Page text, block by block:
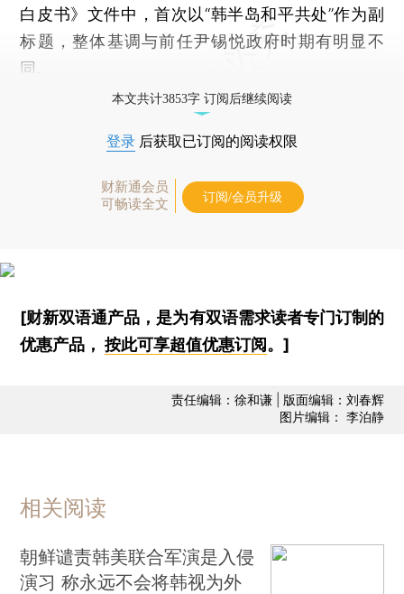
白皮书》文件中，首次以“韩半岛和平共处”作为副
标题，整体基调与前任尹锡悦政府时期有明显不
同。
本文共计3853字 订阅后继续阅读
登录 后获取已订阅的阅读权限
财新通会员
可畅读全文
订阅/会员升级
[财新双语通产品，是为有双语需求读者专门订制的
优惠产品，按此可享超值优惠订阅 。]
责任编辑：徐和谦 | 版面编辑：刘春辉
图片编辑： 李泊静
相关阅读
朝鲜谴责韩美联合军演是入侵
演习 称永远不会将韩视为外